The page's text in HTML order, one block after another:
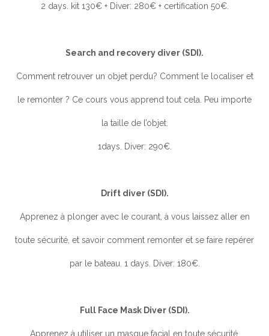
2 days. kit 130€ + Diver: 280€ + certification 50€.
Search and recovery diver (SDI).
Comment retrouver un objet perdu? Comment le localiser et
le remonter ? Ce cours vous apprend tout cela. Peu importe
la taille de l’objet.
1days. Diver: 290€.
Drift diver (SDI).
Apprenez à plonger avec le courant, à vous laissez aller en
toute sécurité, et savoir comment remonter et se faire repérer
par le bateau. 1 days. Diver: 180€.
Full Face Mask Diver (SDI).
Apprenez à utiliser un masque facial en toute sécurité.